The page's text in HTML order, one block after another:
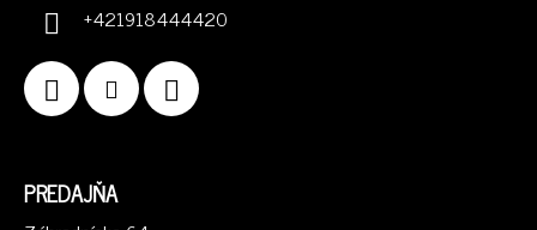
+421918444420
PREDAJŇA